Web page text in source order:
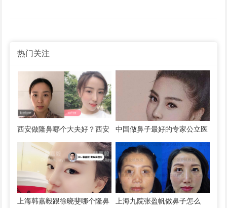
热门关注
西安做隆鼻哪个大夫好？西安
隆鼻医生找谁做最好？
中国做鼻子最好的专家公立医
院医生预约排行榜大全
上海韩嘉毅跟徐晓斐哪个隆鼻
上海九院张盈帆做鼻子怎么